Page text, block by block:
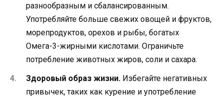
разнообразным и сбалансированным.
Употребляйте больше свежих овощей и фруктов,
морепродуктов, орехов и рыбы, богатых
Омега-3-жирными кислотами. Ограничьте
потребление животных жиров, соли и сахара.
Здоровый образ жизни. Избегайте негативных
привычек, таких как курение и употребление